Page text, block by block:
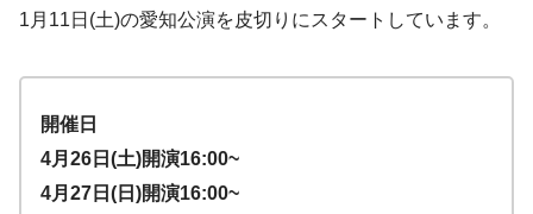
1月11日(土)の愛知公演を皮切りにスタートしています。
開催日
4月26日(土)開演16:00~
4月27日(日)開演16:00~